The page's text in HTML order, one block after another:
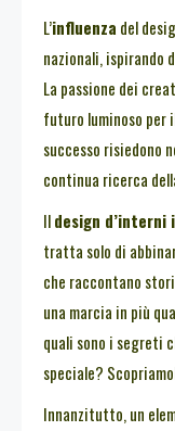
L’influenza del
nazionali, ispirando
La passione dei
futuro luminoso per
successo risiedono
continua ricerca
Ildesign d’interni
tratta solo di
che raccontano
una marcia in più
quali sono i segreti
speciale?
Innanzitutto, un